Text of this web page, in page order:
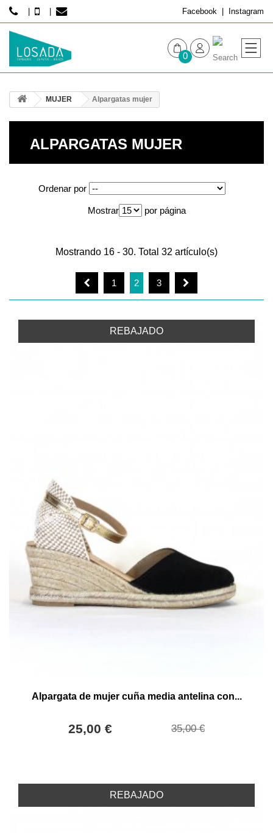
Facebook Instagram
0
MUJER Alpargatas mujer
ALPARGATAS MUJER
Ordenar por
Mostrar por página
Mostrando 16 - 30. Total 32 artículo(s)
1 2 3
REBAJADO
Alpargata de mujer cuña media antelina con...
25,00 € 35,00 €
REBAJADO